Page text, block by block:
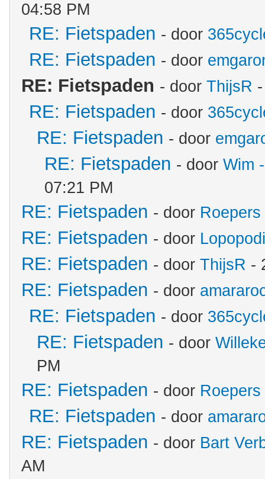
04:58 PM
RE: Fietspaden - door
RE: Fietspaden - door
RE: Fietspaden - door ThijsR
RE: Fietspaden - door
RE: Fietspaden - door
RE: Fietspaden - door Wim
07:21 PM
RE: Fietspaden - door Roepers
RE: Fietspaden - door
RE: Fietspaden - door ThijsR -
RE: Fietspaden - door
RE: Fietspaden - door
RE: Fietspaden - door
PM
RE: Fietspaden - door Roepers
RE: Fietspaden - door
RE: Fietspaden - door Bart
AM